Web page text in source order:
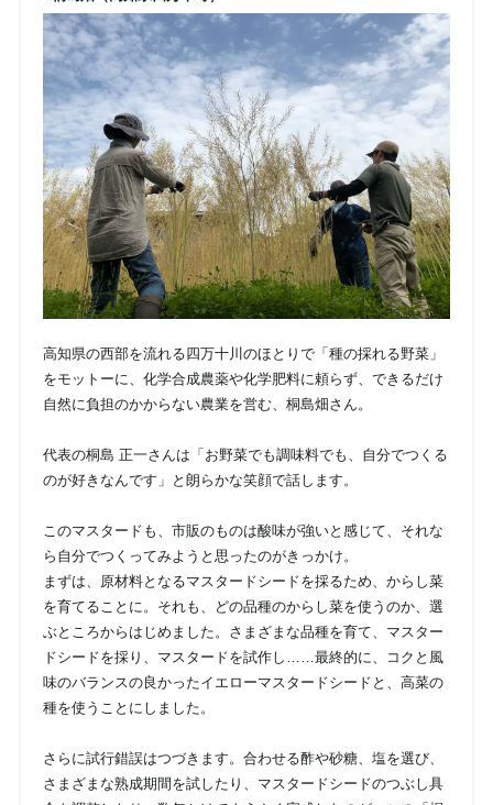
高知県の西部を流れる四万十川のほとりで「種の採れる野菜」
をモットーに、化学合成農薬や化学肥料に頼らず、できるだけ
自然に負担のかからない農業を営む、桐島畑さん。
代表の桐島 正一さんは「お野菜でも調味料でも、自分でつくる
のが好きなんです」と朗らかな笑顔で話します。
このマスタードも、市販のものは酸味が強いと感じて、それな
ら自分でつくってみようと思ったのがきっかけ。
まずは、原材料となるマスタードシードを採るため、からし菜
を育てることに。それも、どの品種のからし菜を使うのか、選
ぶところからはじめました。さまざまな品種を育て、マスター
ドシードを採り、マスタードを試作し……最終的に、コクと風
味のバランスの良かったイエローマスタードシードと、高菜の
種を使うことにしました。
さらに試行錯誤はつづきます。合わせる酢や砂糖、塩を選び、
さまざまな熟成期間を試したり、マスタードシードのつぶし具